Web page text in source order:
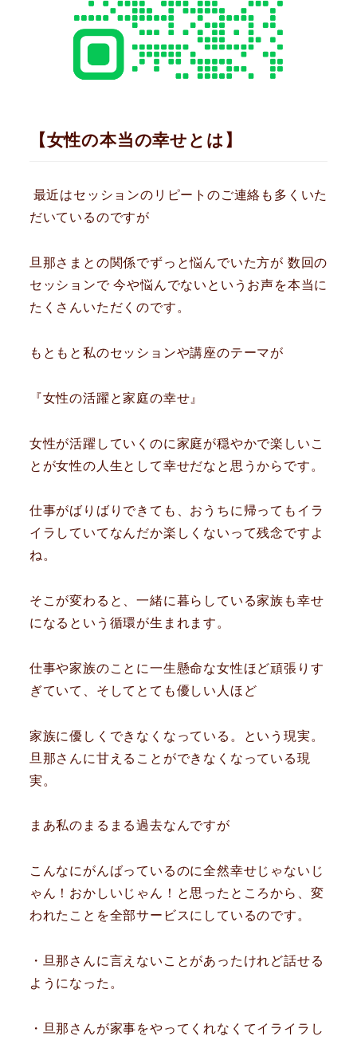
【女性の本当の幸せとは】
最近はセッションのリピートのご連絡も多くいた
だいているのですが
旦那さまとの関係でずっと悩んでいた方が 数回の
セッションで 今や悩んでないというお声を本当に
たくさんいただくのです。
もともと私のセッションや講座のテーマが
『女性の活躍と家庭の幸せ』
女性が活躍していくのに家庭が穏やかで楽しいこ
とが女性の人生として幸せだなと思うからです。
仕事がばりばりできても、おうちに帰ってもイラ
イラしていてなんだか楽しくないって残念ですよ
ね。
そこが変わると、一緒に暮らしている家族も幸せ
になるという循環が生まれます。
仕事や家族のことに一生懸命な女性ほど頑張りす
ぎていて、そしてとても優しい人ほど
家族に優しくできなくなっている。という現実。
旦那さんに甘えることができなくなっている現
実。
まあ私のまるまる過去なんですが
こんなにがんばっているのに全然幸せじゃないじ
ゃん！おかしいじゃん！と思ったところから、変
われたことを全部サービスにしているのです。
・旦那さんに言えないことがあったけれど話せる
ようになった。
・旦那さんが家事をやってくれなくてイライラし